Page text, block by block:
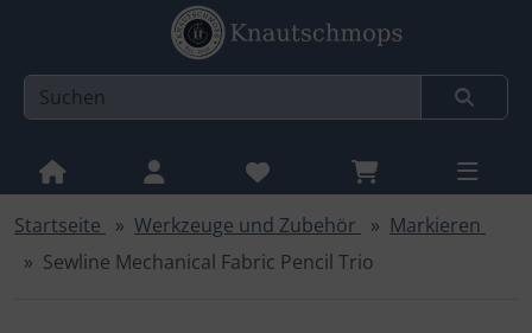
Sprungnavigation
Springe zur Navigation
Springe zum Inhalt
Startseite Werkzeuge und Zubehör
Markieren
Sewline Mechanical Fabric Pencil Trio